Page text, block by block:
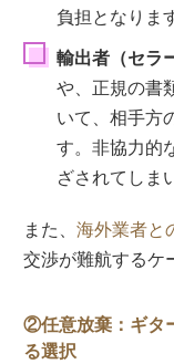
負担となりま
輸出者（セラ
や、正規の書
いて、相手方
す。非協力的
ざされてしま
また、海外業者と
交渉が難航するケ
②任意放棄：ギタ
る選択